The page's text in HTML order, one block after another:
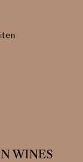
WINES